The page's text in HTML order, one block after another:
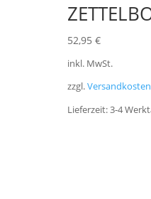
52,95 €
inkl. MwSt.
zzgl.Versandkosten
Lieferzeit:3-4